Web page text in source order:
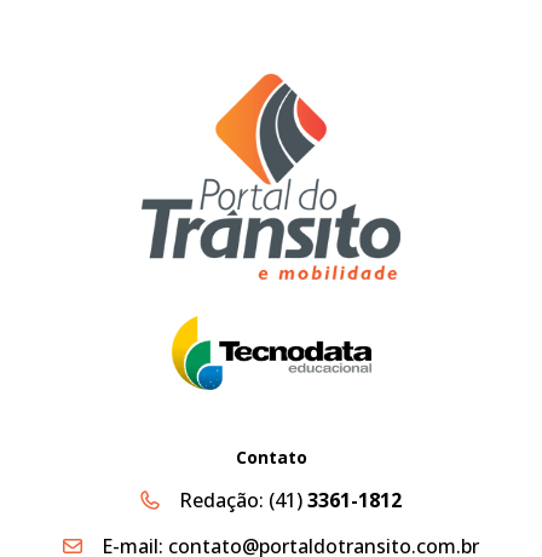
Contato
Redação: (41)3361-1812
E-mail: contato@portaldotransito.com.br